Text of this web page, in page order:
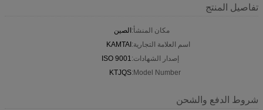
تفاصيل المنتج
مكان المنشأ:الصين
اسم العلامة التجارية:KAMTAI
إصدار الشهادات:ISO 9001
Model Number:
KTJQS
شروط الدفع والشحن